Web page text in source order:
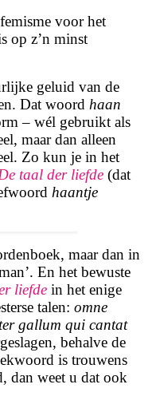
voor het
op z’n minst
geluid van de
Dat woord haan
– wél gebruikt als
maar dan alleen
Zo kun je in het
taal der liefde (dat
haantje
maar dan in
En het bewuste
liefde in het enige
talen: omne
gallum qui cantat
behalve de
is trouwens
dan weet u dat ook